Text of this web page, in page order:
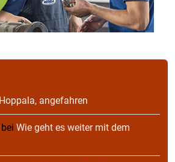
Hoppala, angefahren
Wie geht es weiter mit dem